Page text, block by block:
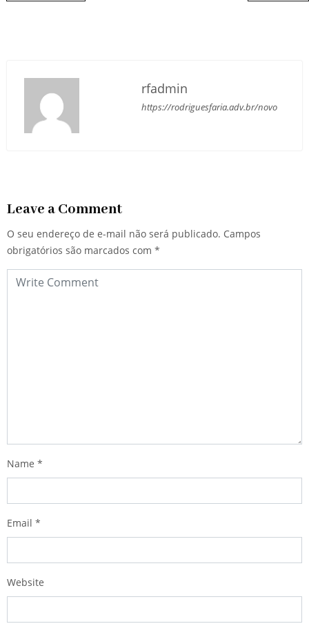
rfadmin
https://rodriguesfaria.adv.br/novo
Leave a Comment
O seu endereço de e-mail não será publicado. Campos
obrigatórios são marcados com *
Name *
Email *
Website